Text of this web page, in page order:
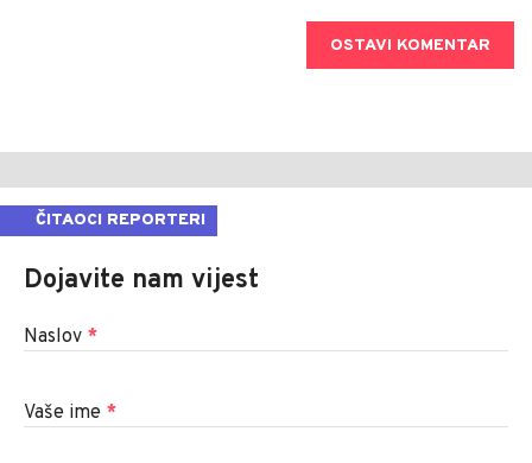
OSTAVI KOMENTAR
ČITAOCI REPORTERI
Dojavite nam vijest
Naslov *
Vaše ime *